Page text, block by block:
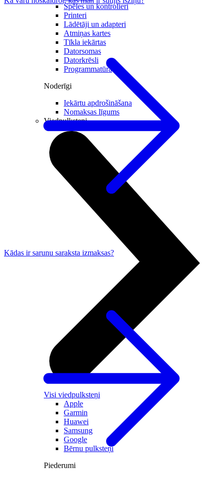
Spēles un kontrolieri
Printeri
Lādētāji un adapteri
Atmiņas kartes
Tīkla iekārtas
Datorsomas
Datorkrēsli
Programmatūra
Noderīgi
Iekārtu apdrošināšana
Nomaksas līgums
Viedpulksteņi
Visi viedpulksteņi
Apple
Garmin
Huawei
Samsung
Google
Bērnu pulksteņi
Piederumi
Kādas ir sarunu saraksta izmaksas?